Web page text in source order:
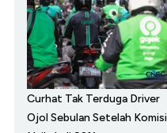
Curhat Tak Terduga Driver
Ojol Sebulan Setelah Komisi